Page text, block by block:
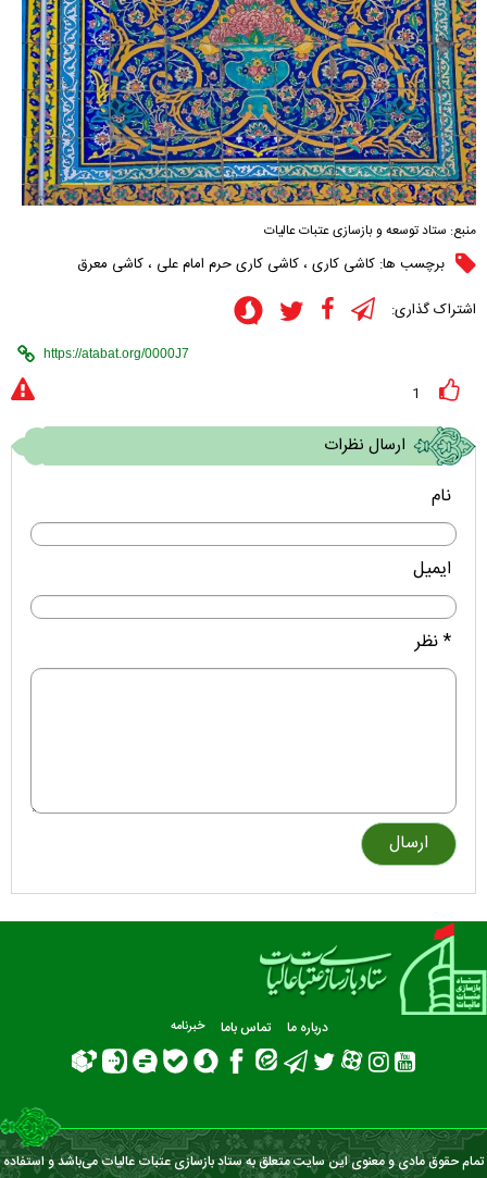
منبع: ستاد توسعه و بازسازی عتبات عالیات
برچسب ها: کاشی کاری ، کاشی کاری حرم امام علی ، کاشی معرق
اشتراک گذاری:
1
ارسال نظرات
نام
ایمیل
* نظر
درباره ما تماس باما خبرنامه
تمام حقوق مادی و معنوی این سایت متعلق به ستاد بازسازی عتبات عالیات می‌باشد و استفاده